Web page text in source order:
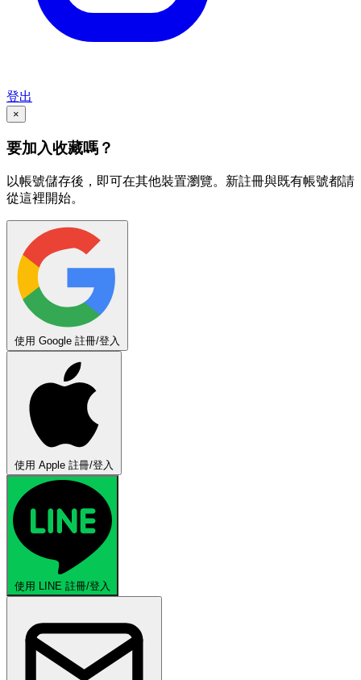
登出
×
要加入收藏嗎？
以帳號儲存後，即可在其他裝置瀏覽。新註冊與既有帳號都請
從這裡開始。
使用 Google 註冊/登入
使用 Apple 註冊/登入
使用 LINE 註冊/登入